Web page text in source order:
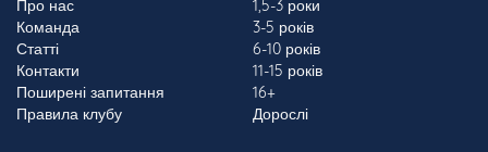
Про нас
Команда
Статті
Контакти
Поширені запитання
Правила клубу
1,5-3 роки
3-5 років
6-10 років
11-15 років
16+
Дорослі